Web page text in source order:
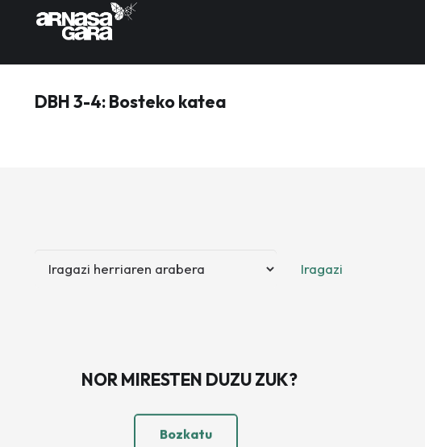
DBH 3-4: Bosteko katea
Iragazi
NOR MIRESTEN DUZU ZUK?
Bozkatu